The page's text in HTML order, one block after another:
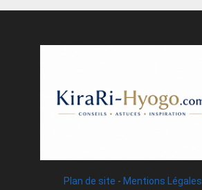
Plan de site - Mentions Légales